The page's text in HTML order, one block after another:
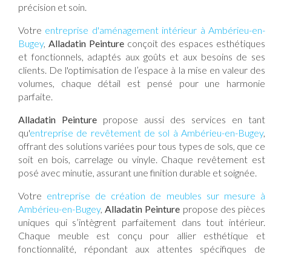
précision et soin.
Votre entreprise d'aménagement intérieur à Ambérieu-en-
Bugey, Alladatin Peintureconçoit des espaces esthétiques
et fonctionnels, adaptés aux goûts et aux besoins de ses
clients. De l'optimisation de l’espace à la mise en valeur des
volumes, chaque détail est pensé pour une harmonie
parfaite.
Alladatin Peinture propose aussi des services en tant
qu'entreprise de revêtement de sol à Ambérieu-en-Bugey,
offrant des solutions variées pour tous types de sols, que ce
soit en bois, carrelage ou vinyle. Chaque revêtement est
posé avec minutie, assurant une finition durable et soignée.
Votre entreprise de création de meubles sur mesure à
Ambérieu-en-Bugey, Alladatin Peinture propose des pièces
uniques qui s’intègrent parfaitement dans tout intérieur.
Chaque meuble est conçu pour allier esthétique et
fonctionnalité, répondant aux attentes spécifiques de